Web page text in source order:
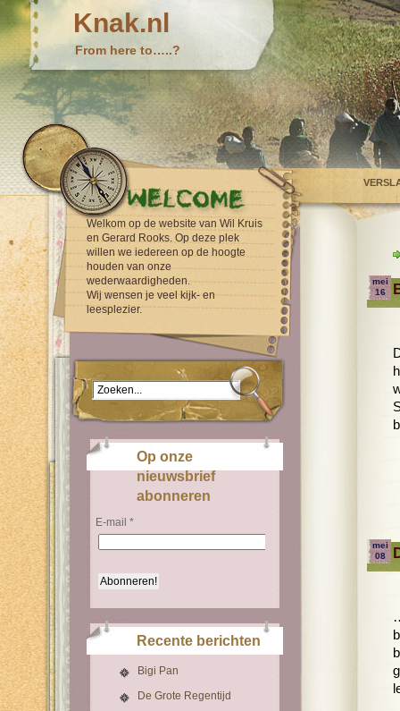
Knak.nl
From here to…..?
Welkom op de website van Wil Kruis
en Gerard Rooks. Op deze plek
willen we iedereen op de hoogte
houden van onze
wederwaardigheden.
Wij wensen je veel kijk- en
leesplezier.
Op onze
nieuwsbrief
abonneren
E-mail *
Recente berichten
Bigi Pan
De Grote Regentijd
mei
16
mei
08